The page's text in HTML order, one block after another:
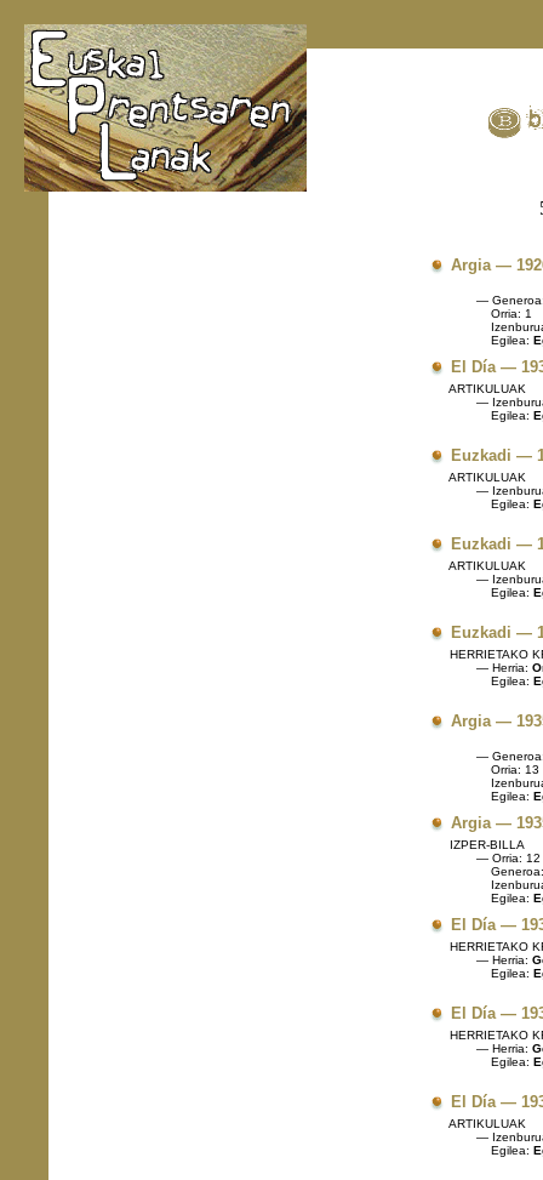
Argia —
—
Orria: 1
Egilea:
El Día —
ARTIKULUAK
—
Egilea:
Euzkadi —
ARTIKULUAK
—
Egilea:
Euzkadi —
ARTIKULUAK
—
Egilea:
Euzkadi —
HERRIETAKO
— Herria:
Egilea:
Argia —
—
Orria: 13
Egilea:
Argia —
IZPER-BILLA
— Orria: 12
Generoa:
Egilea:
El Día —
HERRIETAKO
— Herria:
Egilea:
El Día —
HERRIETAKO
— Herria:
Egilea:
El Día —
ARTIKULUAK
—
Egilea: